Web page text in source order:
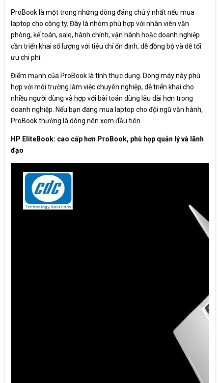
ProBook là một trong những dòng đáng chú ý nhất nếu mua
laptop cho công ty. Đây là nhóm phù hợp với nhân viên văn
phòng, kế toán, sale, hành chính, vận hành hoặc doanh nghiệp
cần triển khai số lượng với tiêu chí ổn định, dễ đồng bộ và dễ tối
ưu chi phí.
Điểm mạnh của ProBook là tính thực dụng. Dòng máy này phù
hợp với môi trường làm việc chuyên nghiệp, dễ triển khai cho
nhiều người dùng và hợp với bài toán dùng lâu dài hơn trong
doanh nghiệp. Nếu bạn đang mua laptop cho đội ngũ vận hành,
ProBook thường là dòng nên xem đầu tiên.
HP EliteBook: cao cấp hơn ProBook, phù hợp quản lý và lãnh
đạo